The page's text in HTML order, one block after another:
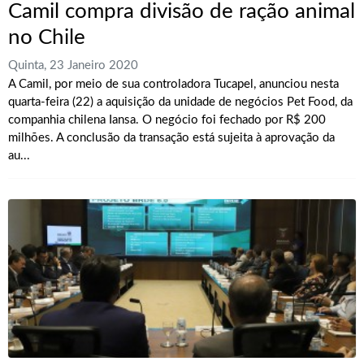
Camil compra divisão de ração animal
no Chile
Quinta, 23 Janeiro 2020
A Camil, por meio de sua controladora Tucapel, anunciou nesta
quarta-feira (22) a aquisição da unidade de negócios Pet Food, da
companhia chilena Iansa. O negócio foi fechado por R$ 200
milhões. A conclusão da transação está sujeita à aprovação da
au...